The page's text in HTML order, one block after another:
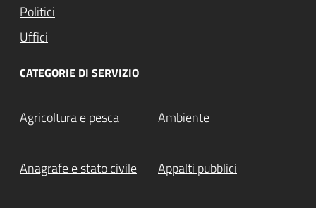
Politici
Uffici
CATEGORIE DI SERVIZIO
Agricoltura e pesca Ambiente
Anagrafe e stato civile Appalti pubblici